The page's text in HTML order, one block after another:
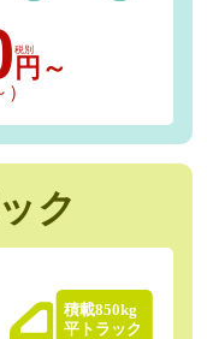
税別
円～
ク